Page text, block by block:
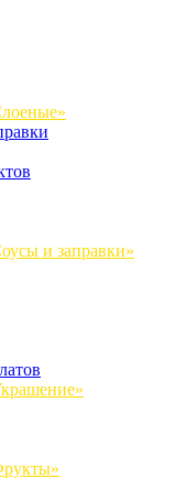
и заправки»